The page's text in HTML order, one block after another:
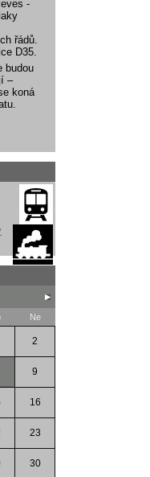
-
řádů.
D35.
budou
–
koná
Ne
2
9
16
23
30